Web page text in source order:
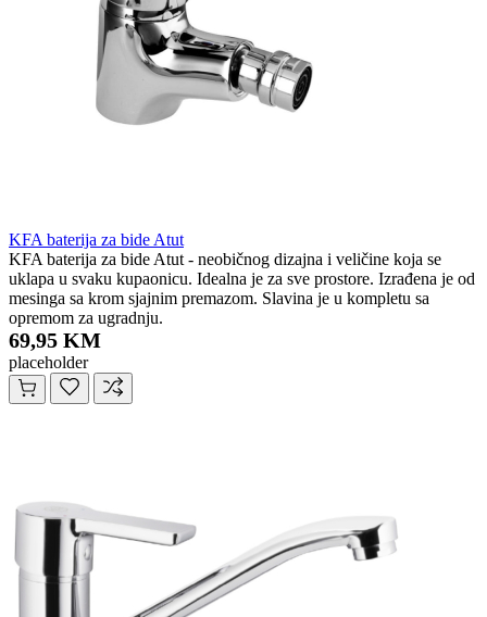
KFA baterija za bide Atut
KFA baterija za bide Atut - neobičnog dizajna i veličine koja se
uklapa u svaku kupaonicu. Idealna je za sve prostore. Izrađena je od
mesinga sa krom sjajnim premazom. Slavina je u kompletu sa
opremom za ugradnju.
69,95 KM
placeholder